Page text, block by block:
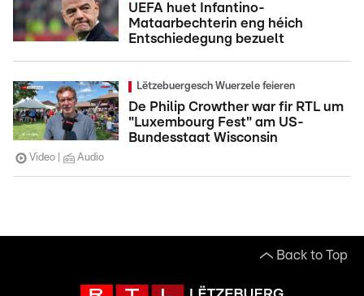
UEFA huet Infantino-
Mataarbechterin eng héich
Entschiedegung bezuelt
Lëtzebuergesch Wuerzele feieren
De Philip Crowther war fir RTL um
"Luxembourg Fest" am US-
Bundesstaat Wisconsin
Video Audio
Back to Top